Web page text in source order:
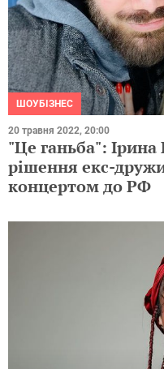
ШОУБІЗНЕС
20 травня 2022, 20:00
"Це ганьба":
рішення екс-
концертом до РФ